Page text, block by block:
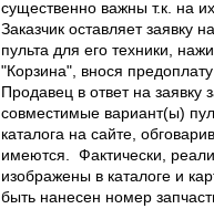
существенно важны т.к. на
Заказчик оставляет заявку
пульта для его техники,
"Корзина", внося
Продавец в ответ на заявку
совместимые вариант(ы)
каталога на сайте,
имеются. Фактически,
изображены в каталоге и
быть нанесен номер